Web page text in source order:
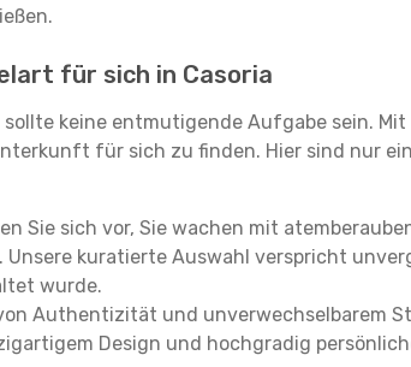
für sich in Casoria
keine entmutigende Aufgabe sein.
für sich zu finden. Hier sind nur
Sie sich vor, Sie wachen mit
Unsere kuratierte Auswahl verspricht
wurde.
Authentizität und unverwechselbarem
Design und hochgradig